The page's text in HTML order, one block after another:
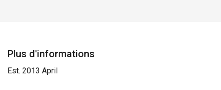
Plus d'informations
Est. 2013 April